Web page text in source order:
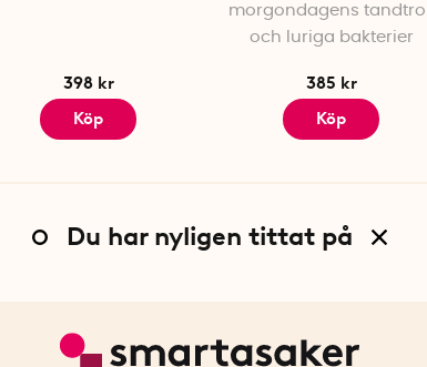
398 kr
Köp
morgondagens tandtroll
och luriga bakterier
385 kr
Köp
Du har nyligen tittat på